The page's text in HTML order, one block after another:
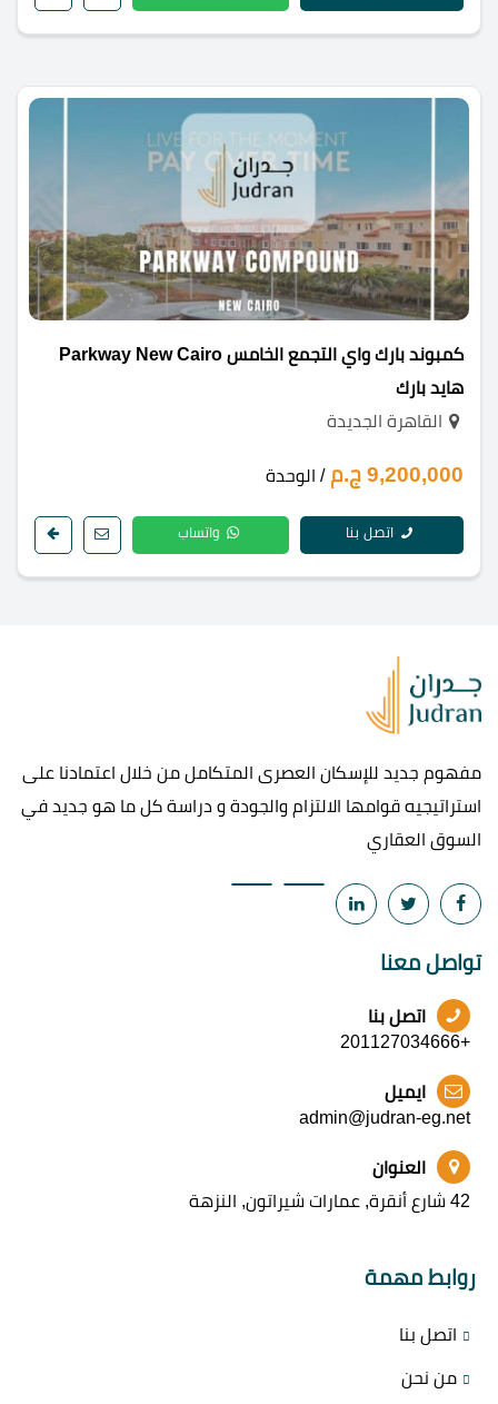
كمبوند بارك واي التجمع الخامس Parkway New Cairo
هايد بارك
القاهرة الجديدة
9,200,000 ج.م / الوحدة
اتصل بنا واتساب
مفهوم جديد للإسكان العصرى المتكامل من خلال اعتمادنا على
استراتيجيه قوامها الالتزام والجودة و دراسة كل ما هو جديد في
السوق العقاري
تواصل معنا
اتصل بنا
+201127034666
ايميل
admin@judran-eg.net
العنوان
42 شارع أنقرة, عمارات شيراتون, النزهة
روابط مهمة
اتصل بنا
من نحن